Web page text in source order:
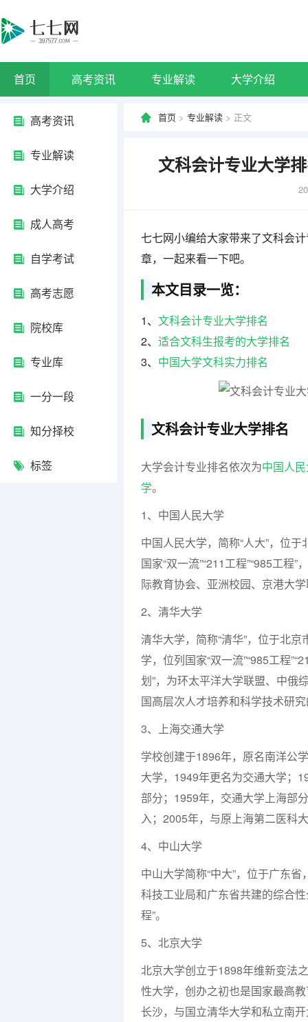
首页 高考资讯 专业解读 大学介绍
高考资讯
专业解读
大学介绍
成人高考
自学考试
高考志愿
院校库
专业库
一分一段
知分择校
标签
首页 > 专业解读 > 正文
文科会计专业大学
七七网小编给大家带来了文科会
章，一起来看一下吧。
本文目录一览：
1、 文科会计专业大学排名
2、 适合文科生报考的大学排名
3、 中国大学文科实力排名
文科会计专业大学排名
大学会计专业排名依次为中国人
学。
1、中国人民大学
中国人民大学，简称“人大”，位
国家“双一流”“211工程”“985工
际教育协会、亚洲校园、京港大
2、清华大学
清华大学，简称“清华”，位于北
学，位列国家“双一流”“985工程
划”，为环太平洋大学联盟、中俄
国高层次人才培养和科学技术研
3、上海交通大学
学校创建于1896年，原名南洋公
大学，1949年更名为交通大学；
部分；1959年，交通大学上海部
入；2005年，与原上海第二医科
4、中山大学
中山大学简称“中大”，位于广东
科技工业局和广东省共建的综合性
程”。
5、北京大学
北京大学创立于1898年维新变法
性大学，创办之初也是国家最高
长沙，与国立清华大学和私立南